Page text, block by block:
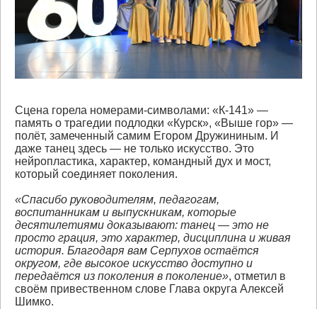
Сцена горела номерами-символами: «К-141» —
память о трагедии подлодки «Курск», «Выше гор» —
полёт, замеченный самим Егором Дружининым. И
даже танец здесь — не только искусство. Это
нейропластика, характер, командный дух и мост,
который соединяет поколения.
«Спасибо руководителям, педагогам,
воспитанникам и выпускникам, которые
десятилетиями доказывают: танец — это не
просто грация, это характер, дисциплина и живая
история. Благодаря вам Серпухов остаётся
округом, где высокое искусство доступно и
передаётся из поколения в поколение», отметил в
своём привественном слове Глава округа Алексей
Шимко.